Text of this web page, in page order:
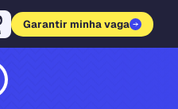
Garantir minha vaga